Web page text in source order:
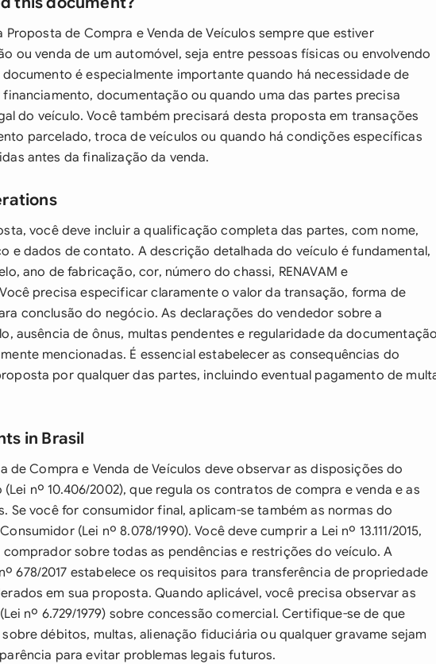
Proposta de Compra e Venda de Veículos sempre que estiver
ou venda de um automóvel, seja entre pessoas físicas ou envolvendo
é especialmente importante quando há necessidade de
documentação ou quando uma das partes precisa
do veículo. Você também precisará desta proposta em transações
parcelado, troca de veículos ou quando há condições específicas
antes da finalização da venda.
você deve incluir a qualificação completa das partes, com nome,
e dados de contato. A descrição detalhada do veículo é fundamental,
ano de fabricação, cor, número do chassi, RENAVAM e
precisa especificar claramente o valor da transação, forma de
conclusão do negócio. As declarações do vendedor sobre a
ausência de ônus, multas pendentes e regularidade da documentação
mencionadas. É essencial estabelecer as consequências do
por qualquer das partes, incluindo eventual pagamento de
in Brasil
de Compra e Venda de Veículos deve observar as disposições do
nº 10.406/2002), que regula os contratos de compra e venda e as
Se você for consumidor final, aplicam-se também as normas do
(Lei nº 8.078/1990). Você deve cumprir a Lei nº 13.111/2015,
sobre todas as pendências e restrições do veículo. A
678/2017 estabelece os requisitos para transferência de propriedade
em sua proposta. Quando aplicável, você precisa observar as
nº 6.729/1979) sobre concessão comercial. Certifique-se de que
débitos, multas, alienação fiduciária ou qualquer gravame sejam
para evitar problemas legais futuros.